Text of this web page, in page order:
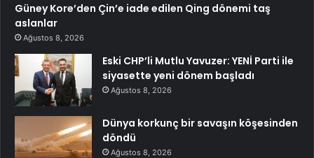
Güney Kore’den Çin’e iade edilen Qing dönemi taş
aslanlar
Ağustos 8, 2026
Eski CHP’li Mutlu Yavuzer: YENİ Parti ile
siyasette yeni dönem başladı
Ağustos 8, 2026
Dünya korkunç bir savaşın köşesinden
döndü
Ağustos 8, 2026